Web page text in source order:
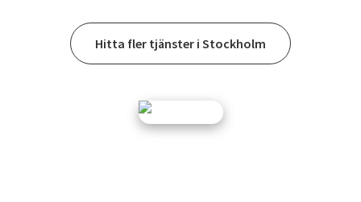
Hitta fler tjänster i Stockholm